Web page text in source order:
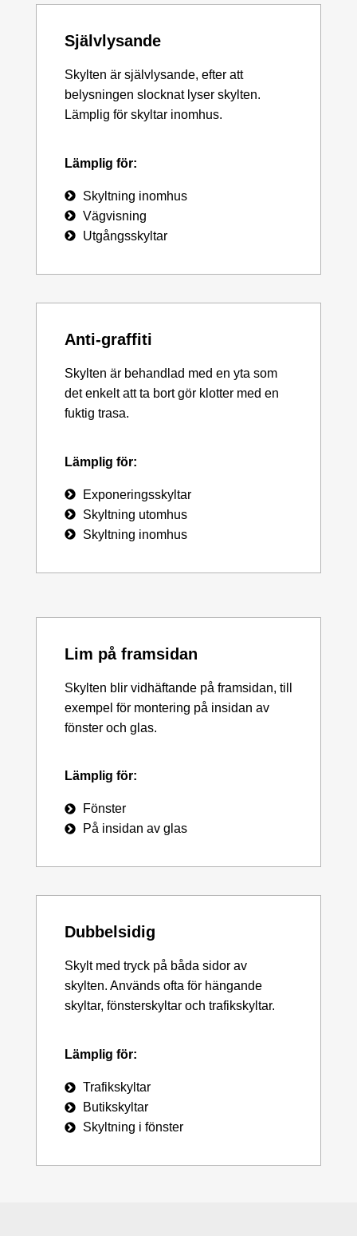
Självlysande
Skylten är självlysande, efter att
belysningen slocknat lyser skylten.
Lämplig för skyltar inomhus.
Lämplig för:
Skyltning inomhus
Vägvisning
Utgångsskyltar
Anti-graffiti
Skylten är behandlad med en yta som
det enkelt att ta bort gör klotter med en
fuktig trasa.
Lämplig för:
Exponeringsskyltar
Skyltning utomhus
Skyltning inomhus
Lim på framsidan
Skylten blir vidhäftande på framsidan, till
exempel för montering på insidan av
fönster och glas.
Lämplig för:
Fönster
På insidan av glas
Dubbelsidig
Skylt med tryck på båda sidor av
skylten. Används ofta för hängande
skyltar, fönsterskyltar och trafikskyltar.
Lämplig för:
Trafikskyltar
Butikskyltar
Skyltning i fönster